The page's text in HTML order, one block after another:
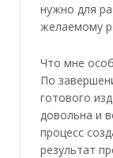
нужно для
желаемому
Что мне
По
готового
довольна и
процесс
результат